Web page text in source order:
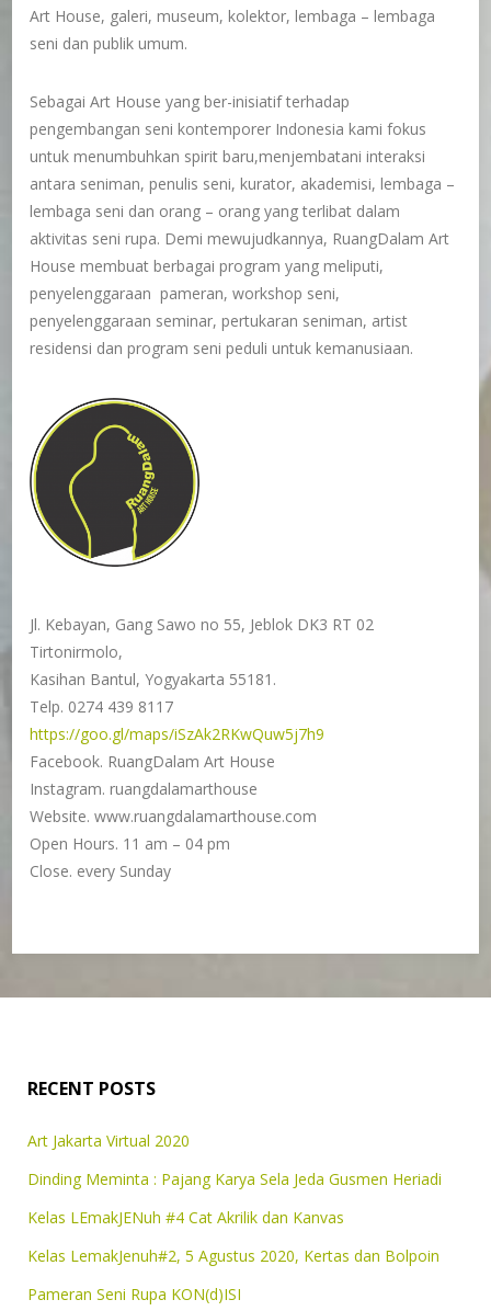
Art House, galeri, museum, kolektor, lembaga – lembaga
seni dan publik umum.
Sebagai Art House yang ber-inisiatif terhadap
pengembangan seni kontemporer Indonesia kami fokus
untuk menumbuhkan spirit baru,menjembatani interaksi
antara seniman, penulis seni, kurator, akademisi, lembaga –
lembaga seni dan orang – orang yang terlibat dalam
aktivitas seni rupa. Demi mewujudkannya, RuangDalam Art
House membuat berbagai program yang meliputi,
penyelenggaraan pameran, workshop seni,
penyelenggaraan seminar, pertukaran seniman, artist
residensi dan program seni peduli untuk kemanusiaan.
Jl. Kebayan, Gang Sawo no 55, Jeblok DK3 RT 02
Tirtonirmolo,
Kasihan Bantul, Yogyakarta 55181.
Telp. 0274 439 8117
https://goo.gl/maps/iSzAk2RKwQuw5j7h9
Facebook. RuangDalam Art House
Instagram. ruangdalamarthouse
Website. www.ruangdalamarthouse.com
Open Hours. 11 am – 04 pm
Close. every Sunday
RECENT POSTS
Art Jakarta Virtual 2020
Dinding Meminta : Pajang Karya Sela Jeda Gusmen Heriadi
Kelas LEmakJENuh #4 Cat Akrilik dan Kanvas
Kelas LemakJenuh#2, 5 Agustus 2020, Kertas dan Bolpoin
Pameran Seni Rupa KON(d)ISI